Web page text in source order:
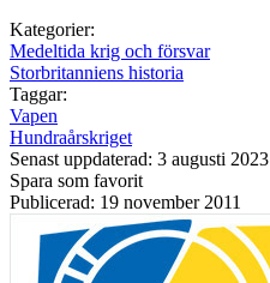
Kategorier:
Medeltida krig och försvar
Storbritanniens historia
Taggar:
Vapen
Hundraårskriget
Senast uppdaterad: 3 augusti 2023
Spara som favorit
Publicerad: 19 november 2011